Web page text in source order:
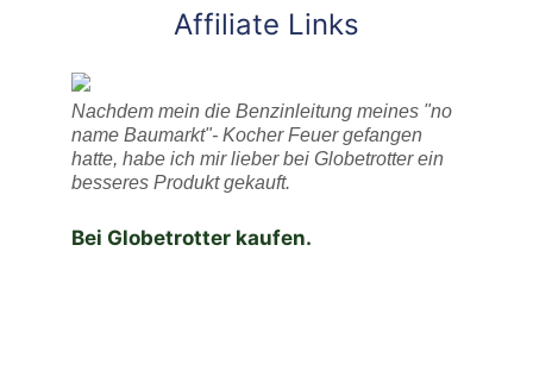
Affiliate Links
Nachdem mein die Benzinleitung meines "no
name Baumarkt"- Kocher Feuer gefangen
hatte, habe ich mir lieber bei Globetrotter ein
besseres Produkt gekauft.
Bei Globetrotter kaufen.